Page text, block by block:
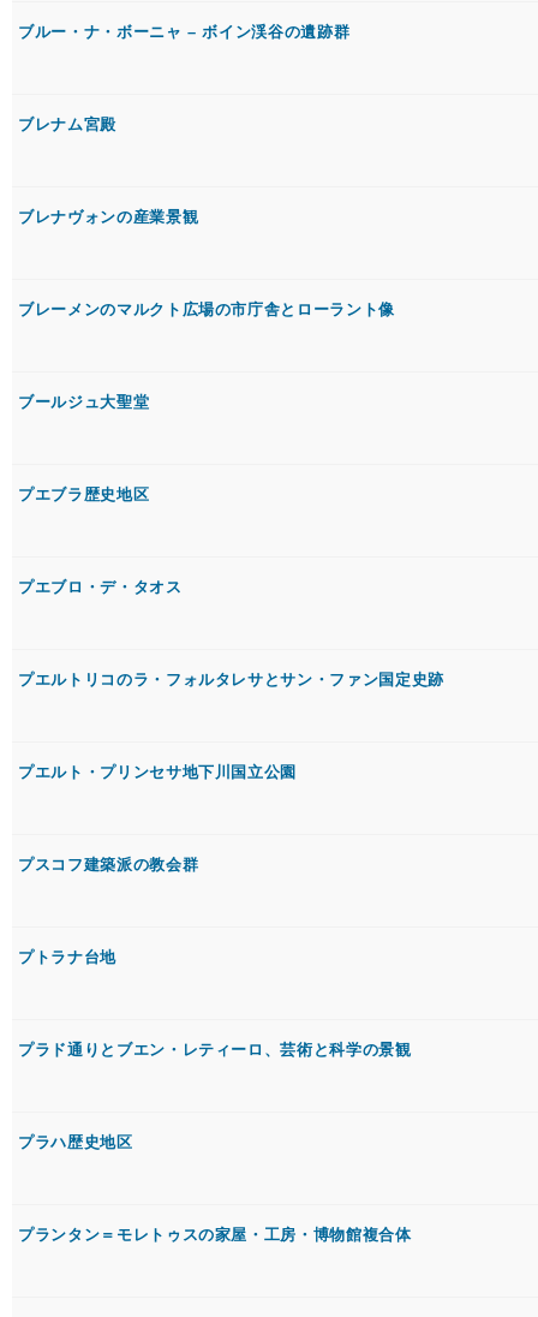
ブルー・ナ・ボーニャ – ボイン渓谷の遺跡群
ブレナム宮殿
ブレナヴォンの産業景観
ブレーメンのマルクト広場の市庁舎とローラント像
ブールジュ大聖堂
プエブラ歴史地区
プエブロ・デ・タオス
プエルトリコのラ・フォルタレサとサン・ファン国定史跡
プエルト・プリンセサ地下川国立公園
プスコフ建築派の教会群
プトラナ台地
プラド通りとブエン・レティーロ、芸術と科学の景観
プラハ歴史地区
プランタン＝モレトゥスの家屋・工房・博物館複合体